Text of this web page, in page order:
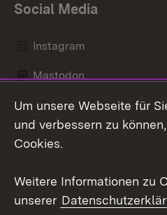
Social Media
Instagram
Mastodon
Messenger
Um unsere Webseite für
und verbessern zu
Cookies.
Weitere Informationen zu
unserer